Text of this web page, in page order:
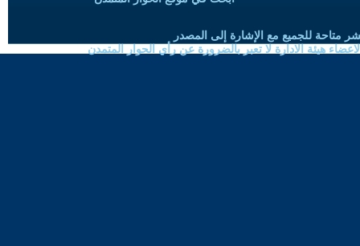
متاحة للجميع مع الإشارة إلى المصدر
هيئة الادارة لا تعبر بالضرورة عن رأي الحوار المتمدن